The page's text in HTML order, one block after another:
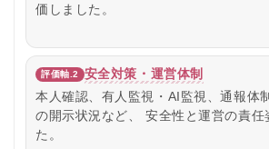
価しました。
評価軸.2
安全対策・運営体制
本人確認、有人監視・AI監視、通報体
の開示状況など、 安全性と運営の責任
た。